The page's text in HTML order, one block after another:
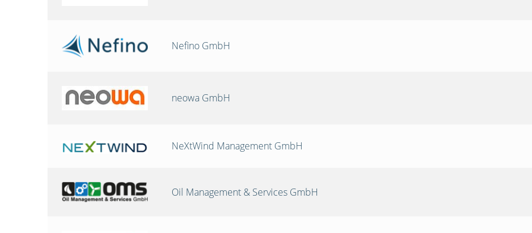
Nefino GmbH
neowa GmbH
NeXtWind Management GmbH
Oil Management & Services GmbH